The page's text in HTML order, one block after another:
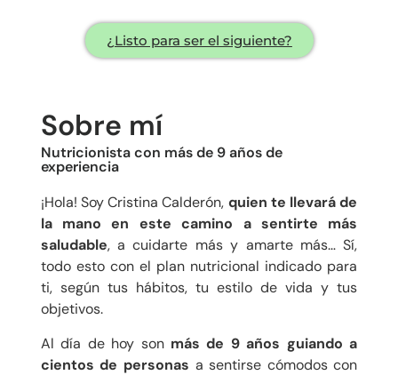
¿Listo para ser el siguiente?
Sobre mí
Nutricionista con más de 9 años de
experiencia
¡Hola! Soy Cristina Calderón, quien te llevará de
la mano en este camino a sentirte más
saludable, a cuidarte más y amarte más… Sí,
todo esto con el plan nutricional indicado para
ti, según tus hábitos, tu estilo de vida y tus
objetivos.
Al día de hoy son más de 9 años guiando a
cientos de personas a sentirse cómodos con